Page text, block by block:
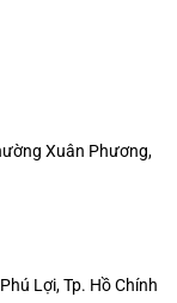
Xuân Phương,
Lợi, Tp. Hồ Chính